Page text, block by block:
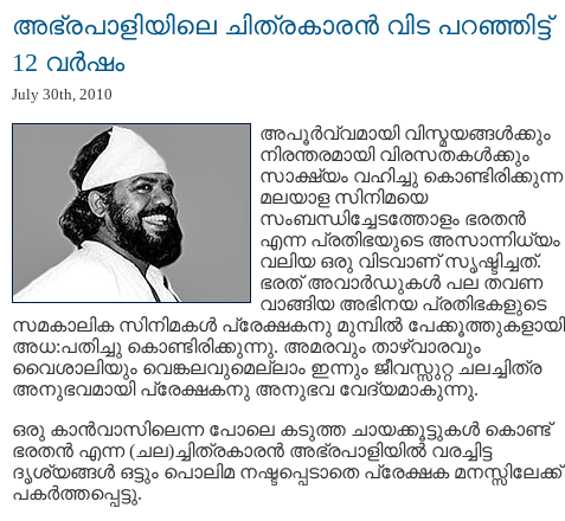
അഭ്രപാളിയിലെ ചിത്രകാരന്‍ വിട പറഞ്ഞിട്ട്
12 വര്‍ഷം
July 30th, 2010
അപൂര്‍വ്വമായി വിസ്മയങ്ങള്‍ക്കും
നിരന്തരമായി വിരസതകള്‍ക്കും
സാക്ഷ്യം വഹിച്ചു കൊണ്ടിരിക്കുന്ന
മലയാള സിനിമയെ
സംബന്ധിച്ചേടത്തോളം ഭരതന്‍
എന്ന പ്രതിഭയുടെ അസാന്നിധ്യം
വലിയ ഒരു വിടവാണ് സൃഷ്ടിച്ചത്.
ഭരത് അവാര്‍ഡുകള്‍ പല തവണ
വാങ്ങിയ അഭിനയ പ്രതിഭകളുടെ
സമകാലിക സിനിമകള്‍ പ്രേക്ഷകനു മുമ്പില്‍ പേക്കൂത്തുകളായി
അധ:പതിച്ചു കൊണ്ടിരിക്കുന്നു. അമരവും താഴ്വാരവും
വൈശാലിയും വെങ്കലവുമെല്ലാം ഇന്നും ജീവസ്സുറ്റ ചലച്ചിത്ര
അനുഭവമായി പ്രേക്ഷകനു അനുഭവ വേദ്യമാകുന്നു.
ഒരു കാന്‍‌വാസിലെന്ന പോലെ കടുത്ത ചായക്കൂട്ടുകള്‍ കൊണ്ട്
ഭരതന്‍ എന്ന (ചല)ച്ചിത്രകാരന്‍ അഭ്രപാളിയില്‍ വരച്ചിട്ട
ദൃശ്യങ്ങള്‍ ഒട്ടും പൊലിമ നഷ്ടപ്പെടാതെ പ്രേക്ഷക മനസ്സിലേക്ക്
പകര്‍ത്തപ്പെട്ടു.